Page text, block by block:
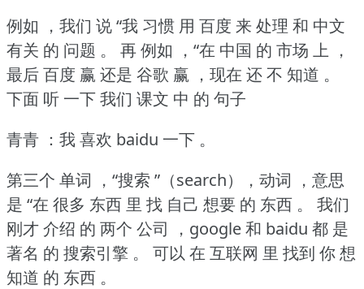
例如 ，我们 说 “我 习惯 用 百度 来 处理 和 中文
有关 的 问题 。
再 例如 ，“在 中国 的 市场 上 ，
最后 百度 赢 还是 谷歌 赢 ，现在 还 不 知道 。
下面 听 一下 我们 课文 中 的 句子
青青 ：我 喜欢 baidu 一下 。
第三个 单词 ，“搜索 ”（search），动词 ，意思
是 “在 很多 东西 里 找 自己 想要 的 东西 。
我们
刚才 介绍 的 两个 公司 ，google 和 baidu 都 是
著名 的 搜索引擎 。
可以 在 互联网 里 找到 你 想
知道 的 东西 。